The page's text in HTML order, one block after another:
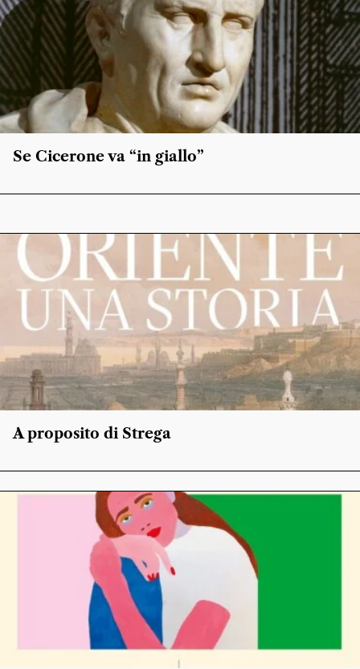
Se Cicerone va “in giallo”
A proposito di Strega